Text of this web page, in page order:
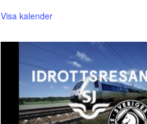
Visa kalender